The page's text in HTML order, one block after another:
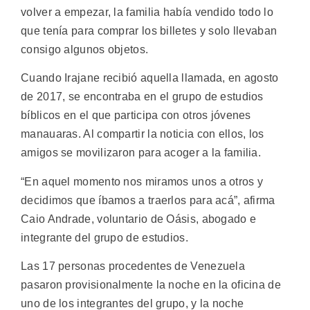
volver a empezar, la familia había vendido todo lo
que tenía para comprar los billetes y solo llevaban
consigo algunos objetos.
Cuando Irajane recibió aquella llamada, en agosto
de 2017, se encontraba en el grupo de estudios
bíblicos en el que participa con otros jóvenes
manauaras. Al compartir la noticia con ellos, los
amigos se movilizaron para acoger a la familia.
“En aquel momento nos miramos unos a otros y
decidimos que íbamos a traerlos para acá”, afirma
Caio Andrade, voluntario de Oásis, abogado e
integrante del grupo de estudios.
Las 17 personas procedentes de Venezuela
pasaron provisionalmente la noche en la oficina de
uno de los integrantes del grupo, y la noche